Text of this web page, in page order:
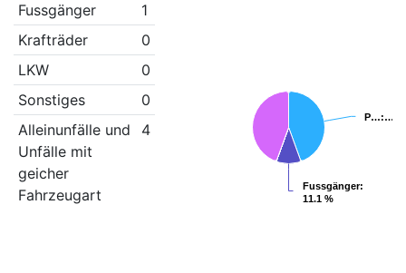
Fussgänger
1
Krafträder
0
LKW
0
Sonstiges
0
Alleinunfälle und
Unfälle mit
geicher
Fahrzeugart
4
P…:…
P…:…
Fussgänger:
11.1 %
Fussgänger:
11.1 %